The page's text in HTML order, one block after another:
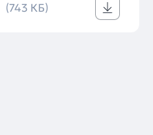
(743 КБ)